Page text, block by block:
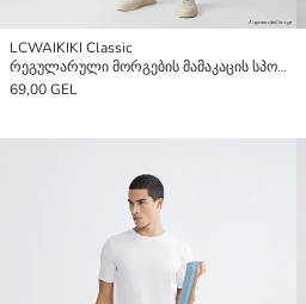
LCWAIKIKI Classic
რეგულარული მორგების მამაკაცის სპორტული შარვალი
69,00 GEL